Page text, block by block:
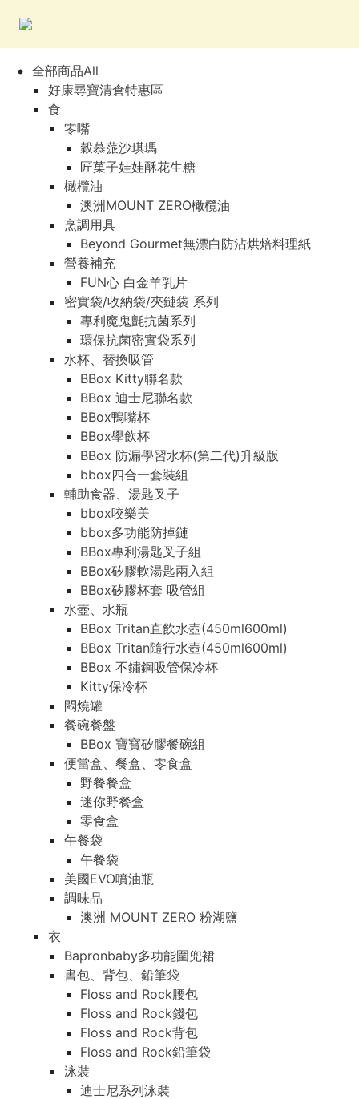
全部商品All
好康尋寶清倉特惠區
食
零嘴
穀慕蒎沙琪瑪
匠菓子娃娃酥花生糖
橄欖油
澳洲MOUNT ZERO橄欖油
烹調用具
Beyond Gourmet無漂白防沾烘焙料理紙
營養補充
FUN心 白金羊乳片
密實袋/收納袋/夾鏈袋 系列
專利魔鬼氈抗菌系列
環保抗菌密實袋系列
水杯、替換吸管
BBox Kitty聯名款
BBox 迪士尼聯名款
BBox鴨嘴杯
BBox學飲杯
BBox 防漏學習水杯(第二代)升級版
bbox四合一套裝組
輔助食器、湯匙叉子
bbox咬樂美
bbox多功能防掉鏈
BBox專利湯匙叉子組
BBox矽膠軟湯匙兩入組
BBox矽膠杯套 吸管組
水壺、水瓶
BBox Tritan直飲水壺(450ml600ml)
BBox Tritan隨行水壺(450ml600ml)
BBox 不鏽鋼吸管保冷杯
Kitty保冷杯
悶燒罐
餐碗餐盤
BBox 寶寶矽膠餐碗組
便當盒、餐盒、零食盒
野餐餐盒
迷你野餐盒
零食盒
午餐袋
午餐袋
美國EVO噴油瓶
調味品
澳洲 MOUNT ZERO 粉湖鹽
衣
Bapronbaby多功能圍兜裙
書包、背包、鉛筆袋
Floss and Rock腰包
Floss and Rock錢包
Floss and Rock背包
Floss and Rock鉛筆袋
泳裝
迪士尼系列泳裝